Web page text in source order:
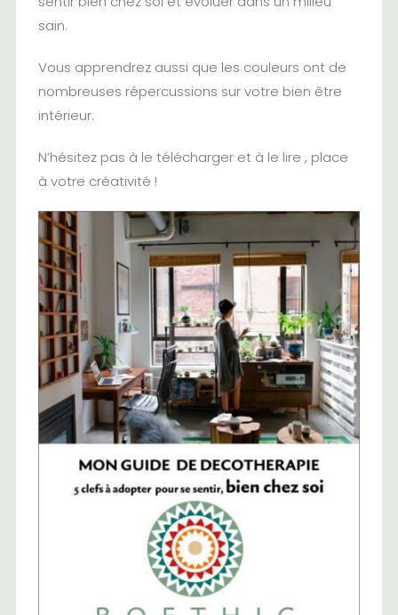
sain.
Vous apprendrez aussi que les couleurs ont de
nombreuses répercussions sur votre bien être
intérieur.
N’hésitez pas à le télécharger et à le lire , place
à votre créativité !